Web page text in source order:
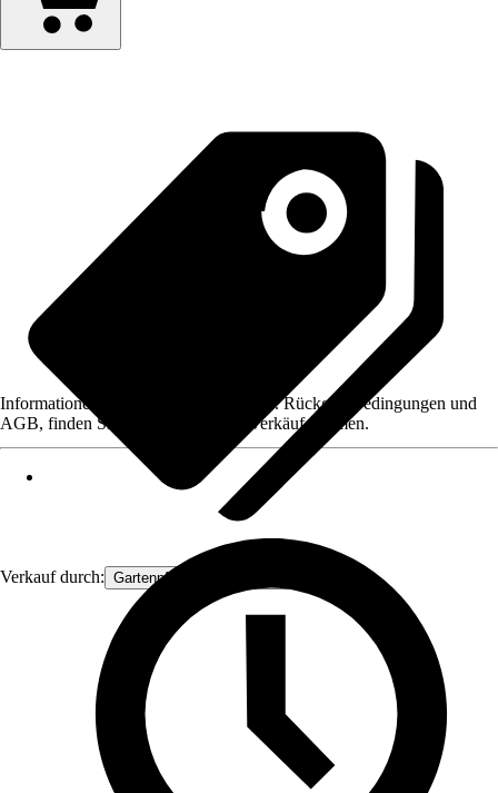
Verkauf durch: Gartenpflanzen Ammerland
Informationen des Verkäufers, wie z. B. Rückgabebedingungen und
AGB, finden Sie bei Klick auf den Verkäufernamen.